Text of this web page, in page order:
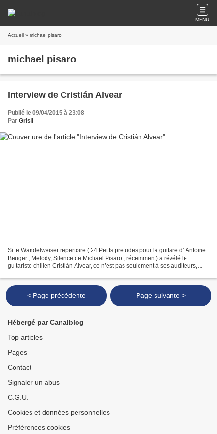
MENU
Accueil » michael pisaro
michael pisaro
Interview de Cristián Alvear
Publié le 09/04/2015 à 23:08
Par Grisli
Si le Wandelweiser répertoire ( 24 Petits préludes pour la guitare d’ Antoine
Beuger , Melody, Silence de Michael Pisaro , récemment) a révélé le
guitariste chilien Cristián Alvear, ce n’est pas seulement à ses auditeurs,
< Page précédente Page suivante >
Hébergé par Canalblog
Top articles
Pages
Contact
Signaler un abus
C.G.U.
Cookies et données personnelles
Préférences cookies